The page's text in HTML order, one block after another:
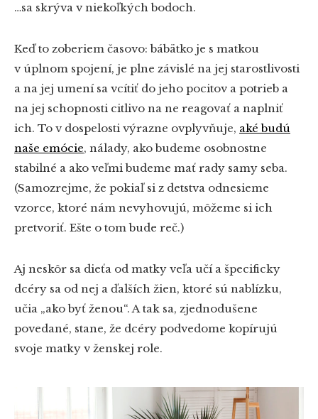
…sa skrýva v niekoľkých bodoch.
Keď to zoberiem časovo: bábätko je s matkou
v úplnom spojení, je plne závislé na jej starostlivosti
a na jej umení sa vcítiť do jeho pocitov a potrieb a
na jej schopnosti citlivo na ne reagovať a naplniť
ich. To v dospelosti výrazne ovplyvňuje, aké budú
naše emócie, nálady, ako budeme osobnostne
stabilné a ako veľmi budeme mať rady samy seba.
(Samozrejme, že pokiaľ si z detstva odnesieme
vzorce, ktoré nám nevyhovujú, môžeme si ich
pretvoriť. Ešte o tom bude reč.)
Aj neskôr sa dieťa od matky veľa učí a špecificky
dcéry sa od nej a ďalších žien, ktoré sú nablízku,
učia „ako byť ženou“. A tak sa, zjednodušene
povedané, stane, že dcéry podvedome kopírujú
svoje matky v ženskej role.